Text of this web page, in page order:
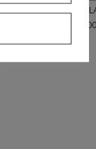
SHEILA - DAMSKA SUKIENKA OŁÓWKOWA PUDROWY RÓŹ MIDI 'JASMINE'
569,00